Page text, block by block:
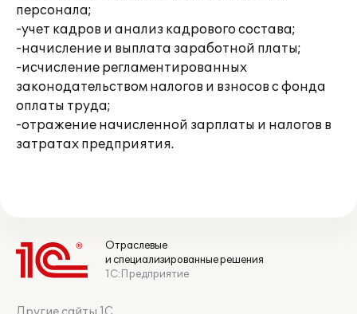
персонала;
-учет кадров и анализ кадрового состава;
-начисление и выплата заработной платы;
-исчисление регламентированных
законодательством налогов и взносов с фонда
оплаты труда;
-отражение начисленной зарплаты и налогов в
затратах предприятия.
Отраслевые
и специализированные решения
1С:Предприятие